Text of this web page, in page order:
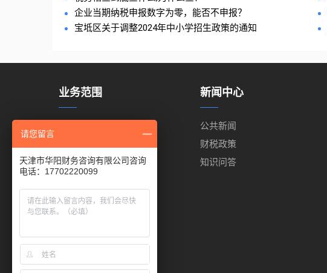
企业当期纳税申报数字为零，能否不申报？
宝坻区关于调整2024年中小学招生政策的通知
业务范围
工商注册
商标注册
代缴公积金
代缴社保
新闻中心
公共新闻
财税政策
知识问答
请您留言
天津市华阳财务咨询有限公司咨询
电话：17702220099